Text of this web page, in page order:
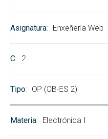
Enxeñería Web
2
OP (OB-ES 2)
Electrónica I